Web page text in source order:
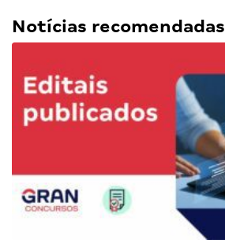
Notícias recomendadas